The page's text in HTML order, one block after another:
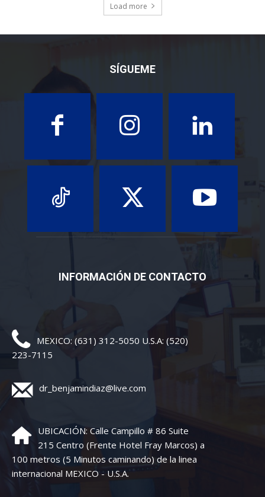
Load more
SÍGUEME
INFORMACIÓN DE CONTACTO
MEXICO: (631) 312-5050 U.S.A: (520)
223-7115
dr_benjamindiaz@live.com
UBICACIÓN: Calle Campillo # 86 Suite
215 Centro (Frente Hotel Fray Marcos) a
100 metros (5 Minutos caminando) de la linea
internacional MEXICO - U.S.A.